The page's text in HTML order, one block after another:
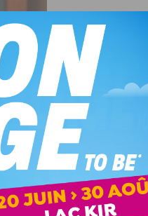
qui
à la frontière
silence. L’artiste